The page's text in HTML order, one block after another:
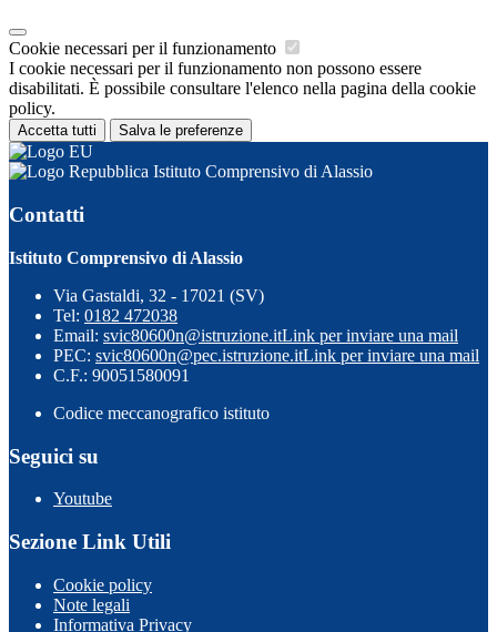
Cookie necessari per il funzionamento
I cookie necessari per il funzionamento non possono essere
disabilitati. È possibile consultare l'elenco nella pagina della cookie
policy.
Accetta tutti Salva le preferenze
Istituto Comprensivo di Alassio
Contatti
Istituto Comprensivo di Alassio
Via Gastaldi, 32 - 17021 (SV)
Tel: 0182 472038
Email: svic80600n@istruzione.itLink per inviare una mail
PEC: svic80600n@pec.istruzione.itLink per inviare una mail
C.F.: 90051580091
Codice meccanografico istituto
Seguici su
Youtube
Sezione Link Utili
Cookie policy
Note legali
Informativa Privacy